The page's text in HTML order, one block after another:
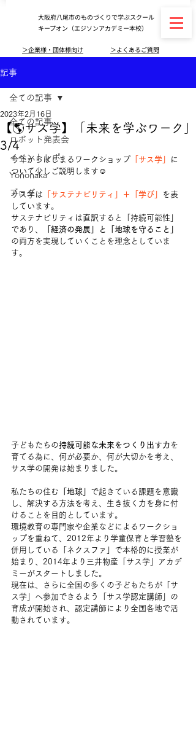
大阪府八尾市のものづくりで学ぶスクール
キープオン（エジソンアカデミー本校）
＞よくあるご質問
＞企業様・団体様向け
記事
全ての記事
ロボット発表会
イベントレポ
Yononaka
ブログ
全ての記事
【🌎サス学】「未来を学ぶワーク」
3/4
2023年2月16日
今年からはじまるワークショップ 「サス学」
に
ついて少しご説明します☺️
サス学は 「サステナビリティ」＋「学び」
を表
しています。
サステナビリティは直訳すると「持続可能性」
であり、
「経済の発展」と「地球を守ること」
の両方を実現していくことを理念としていま
す。
子どもたちの持続可能な未来をつくり出す力 を
育てる為に、何が必要か、何が大切かを考え、
サス学の開発は始まりました。
私たちの住む 「地球」 で起きている課題を意識
し、解決する方法を考え、生き抜く力を身に付
けることを目的としています。
環境教育の専門家や企業などによるワークショ
ップを重ねて、2012年より学童保育と学習塾を
併用している「ネクスファ」で本格的に授業が
始まり、2014年より三井物産「サス学」アカデ
ミーがスタートしました。
現在は、さらに全国の多くの子どもたちが「サ
ス学」へ参加できるよう「サス学認定講師」の
育成が開始され、認定講師により全国各地で活
動されています。